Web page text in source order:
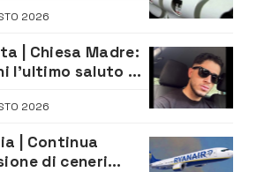
2026
| Chiesa Madre:
l’ultimo saluto ad
un incidente
2026
| Continua
di ceneri